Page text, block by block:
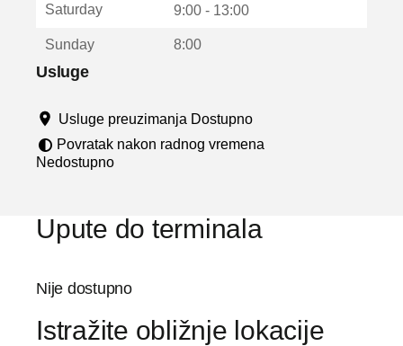
u
Saturday 9:00 - 13:00
Sunday 8:00
Usluge
Usluge preuzimanja Dostupno
Povratak nakon radnog vremena
Nedostupno
Upute do terminala
Nije dostupno
Istražite obližnje lokacije